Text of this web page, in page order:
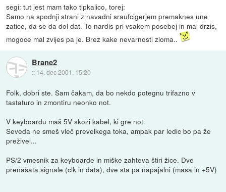
segi: tut jest mam tako tipkalico, torej:
Samo na spodnji strani z navadni sraufcigerjem premaknes une
zatice, da se da dol dat. To nardis pri vsakem posebej in mal drzis,
mogoce mal zvijes pa je. Brez kake nevarnosti zloma..
Brane2
:: 14. dec 2001, 15:20
Folk, dobri ste. Sam čakam, da bo nekdo potegnu trifazno v
tastaturo in zmontiru neonko not.
V keyboardu maš 5V skozi kabel, ki gre not.
Seveda ne smeš vleč prevelkega toka, ampak par ledic bo pa že
preživel...
PS/2 vmesnik za keyboarde in miške zahteva štiri žice. Dve
prenašata signale (clk in data), dve sta pa napajalni (masa in +5V)